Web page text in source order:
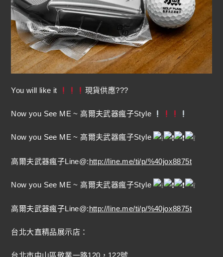
You will like it 現貨供應???
Now you See ME ~ 高爾夫武器瘋子Style
Now you See ME ~ 高爾夫武器瘋子Style
高爾夫武器瘋子Line@:http://line.me/ti/p/%40jox8875t
Now you See ME ~ 高爾夫武器瘋子Style
高爾夫武器瘋子Line@:http://line.me/ti/p/%40jox8875t
台北大直精品展示店：